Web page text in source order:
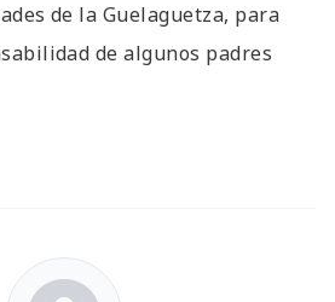
de la Guelaguetza, para
de algunos padres